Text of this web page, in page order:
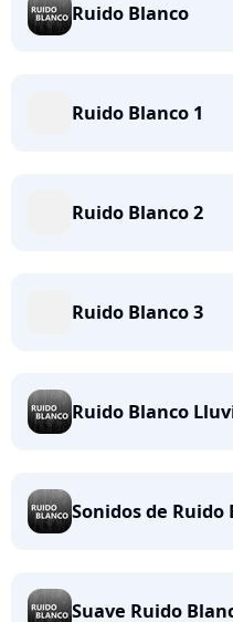
Ruido Blanco
Ruido Blanco 1
Ruido Blanco 2
Ruido Blanco 3
Ruido Blanco
Sonidos de Ruido
Suave Ruido